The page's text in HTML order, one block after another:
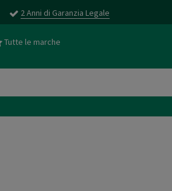
2 Anni di Garanzia Legale
Tutte le marche